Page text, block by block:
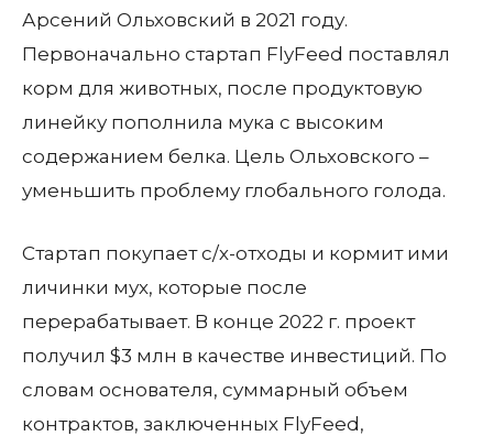
Арсений Ольховский в 2021 году.
Первоначально стартап FlyFeed поставлял
корм для животных, после продуктовую
линейку пополнила мука с высоким
содержанием белка. Цель Ольховского –
уменьшить проблему глобального голода.
Стартап покупает с/х-отходы и кормит ими
личинки мух, которые после
перерабатывает. В конце 2022 г. проект
получил $3 млн в качестве инвестиций. По
словам основателя, суммарный объем
контрактов, заключенных FlyFeed,